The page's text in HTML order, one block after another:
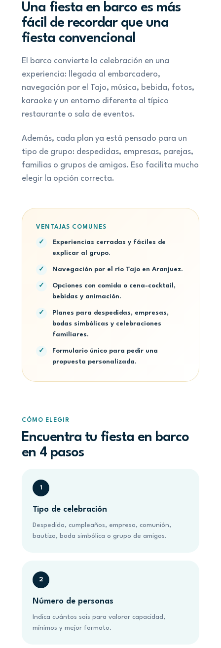
Una fiesta en barco es más
fácil de recordar que una
fiesta convencional
El barco convierte la celebración en una
experiencia: llegada al embarcadero,
navegación por el Tajo, música, bebida, fotos,
karaoke y un entorno diferente al típico
restaurante o sala de eventos.
Además, cada plan ya está pensado para un
tipo de grupo: despedidas, empresas, parejas,
familias o grupos de amigos. Eso facilita mucho
elegir la opción correcta.
VENTAJAS COMUNES
✓
Experiencias cerradas y fáciles de
explicar al grupo.
✓ Navegación por el río Tajo en Aranjuez.
✓
Opciones con comida o cena-cocktail,
bebidas y animación.
✓
Planes para despedidas, empresas,
bodas simbólicas y celebraciones
familiares.
✓
Formulario único para pedir una
propuesta personalizada.
CÓMO ELEGIR
Encuentra tu fiesta en barco
en 4 pasos
Tipo de celebración
Despedida, cumpleaños, empresa, comunión,
bautizo, boda simbólica o grupo de amigos.
Número de personas
Indica cuántos sois para valorar capacidad,
mínimos y mejor formato.